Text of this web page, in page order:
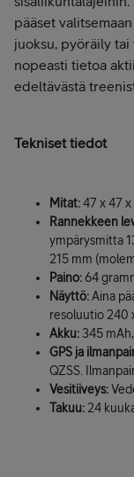
pääset
juoksu, pyöräily
nopeasti tietoa
edeltävästä
Tekniset tiedot
Mitat:47 x 47 x
Rannekkeen
ympärysmitta
215 mm
Paino:64
Näyttö:Aina
resoluutio 240
Akku: 345
GPS ja
QZSS.
Vesitiiveys:
Takuu: 24